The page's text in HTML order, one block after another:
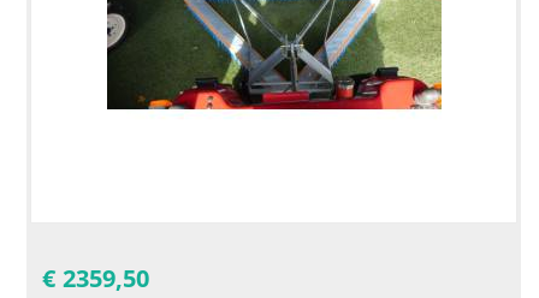
€ 2359,50